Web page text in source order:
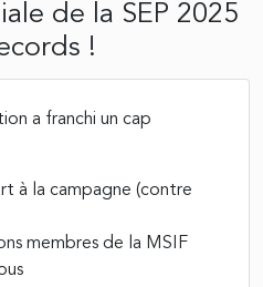
de la SEP 2025
!
a franchi un cap
à la campagne (contre
membres de la MSIF